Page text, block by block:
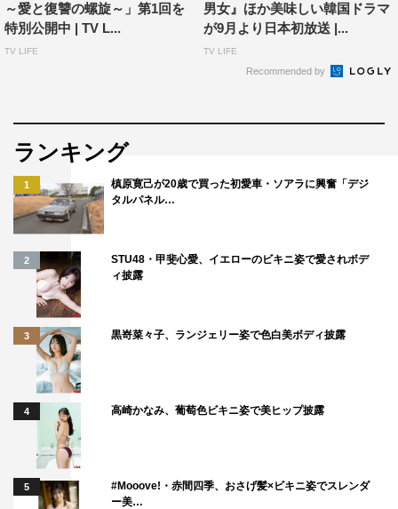
そして、息子を王位につけるため策略をめぐらせるミステ
リアスな人物・興宣大院君（こうせいだいいんくん）イ・
ハウンを名優チョン・グァンリョルが圧倒的な存在感で演
～愛と復讐の螺旋～」第1回を
特別公開中 | TV L...
TV LIFE
男女』ほか美味しい韓国ドラマ
が9月より日本初放送 |...
TV LIFE
Recommended by
ランキング
1
槙原寛己が20歳で買った初愛車・ソアラに興奮「デジ
タルパネル…
2
STU48・甲斐心愛、イエローのビキニ姿で愛されボデ
ィ披露
3 黒嵜菜々子、ランジェリー姿で色白美ボディ披露
4 高崎かなみ、葡萄色ビキニ姿で美ヒップ披露
5
#Mooove!・赤間四季、おさげ髪×ビキニ姿でスレンダ
ー美…